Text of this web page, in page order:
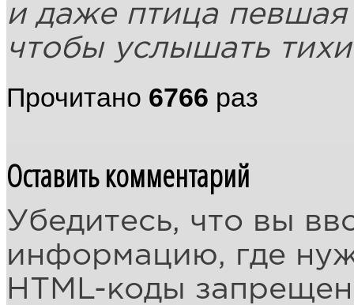
и даже птица певшая
чтобы услышать
Прочитано 6766 раз
Оставить комментарий
Убедитесь, что вы
информацию, где
HTML-коды